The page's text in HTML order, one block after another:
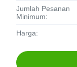
Jumlah Pesanan
Minimum:
Harga: